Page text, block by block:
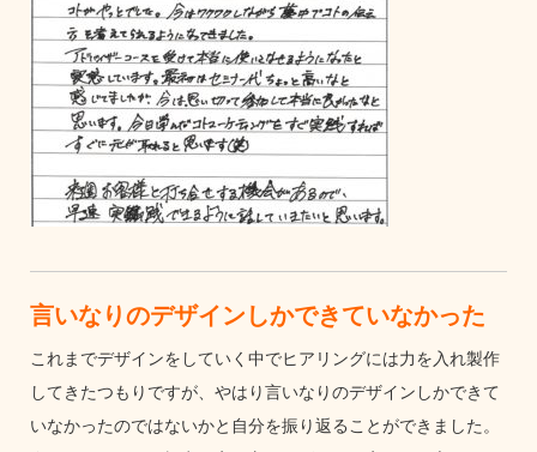
言いなりのデザインしかできていなかった
これまでデザインをしていく中でヒアリングには力を入れ製作
してきたつもりですが、やはり言いなりのデザインしかできて
いなかったのではないかと自分を振り返ることができました。